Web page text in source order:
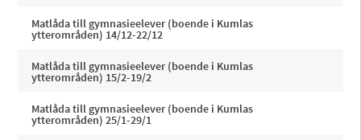
Matlåda till gymnasieelever (boende i Kumlas
ytterområden) 14/12-22/12
Matlåda till gymnasieelever (boende i Kumlas
ytterområden) 15/2-19/2
Matlåda till gymnasieelever (boende i Kumlas
ytterområden) 25/1-29/1